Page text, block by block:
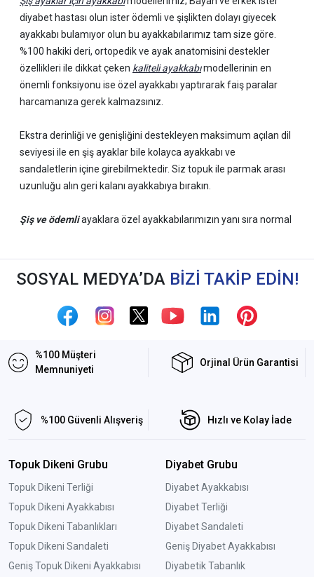
diyabet hastası olun ister ödemli ve şişlikten dolayı giyecek
ayakkabı bulamıyor olun bu ayakkabılarımız tam size göre.
%100 hakiki deri, ortopedik ve ayak anatomisini destekler
özellikleri ile dikkat çeken kaliteli ayakkabımodellerinin en
önemli fonksiyonu ise özel ayakkabı yaptırarak faiş paralar
harcamanıza gerek kalmazsınız.
Ekstra derinliği ve genişliğini destekleyen maksimum açılan dil
seviyesi ile en şiş ayaklar bile kolayca ayakkabı ve
sandaletlerin içine girebilmektedir. Siz topuk ile parmak arası
uzunluğu alın geri kalanı ayakkabıya bırakın.
Şiş ve ödemliayaklara özel ayakkabılarımızın yanı sıra normal
SOSYAL MEDYA’DA BİZİ TAKİP EDİN!
%100 Müşteri
Memnuniyeti
Orjinal Ürün Garantisi
%100 Güvenli Alışveriş Hızlı ve Kolay İade
Topuk Dikeni Grubu
Topuk Dikeni Terliği
Topuk Dikeni Ayakkabısı
Topuk Dikeni Tabanlıkları
Topuk Dikeni Sandaleti
Geniş Topuk Dikeni Ayakkabısı
Diyabet Grubu
Diyabet Ayakkabısı
Diyabet Terliği
Diyabet Sandaleti
Geniş Diyabet Ayakkabısı
Diyabetik Tabanlık